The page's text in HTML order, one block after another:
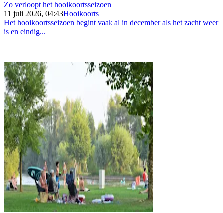
Zo verloopt het hooikoortsseizoen
11 juli 2026, 04:43Hooikoorts
Het hooikoortsseizoen begint vaak al in december als het zacht weer
is en eindig...